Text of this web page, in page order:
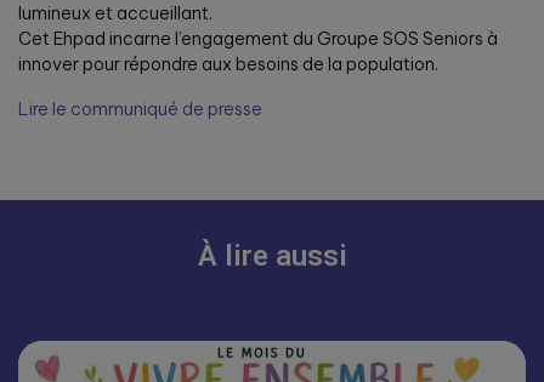
lumineux et accueillant.
Cet Ehpad incarne l’engagement du Groupe SOS Seniors à
innover pour répondre aux besoins de la population.
Lire le communiqué de presse
À lire aussi